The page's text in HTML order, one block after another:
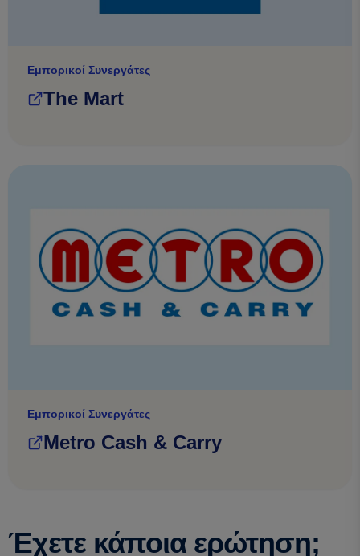
Εμπορικοί Συνεργάτες
The Mart
Εμπορικοί Συνεργάτες
Metro Cash & Carry
Έχετε κάποια ερώτηση;